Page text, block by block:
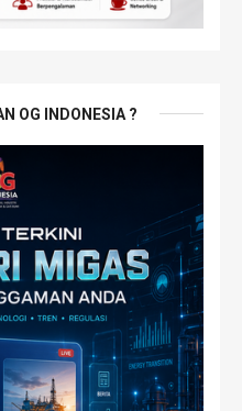
OG INDONESIA ?